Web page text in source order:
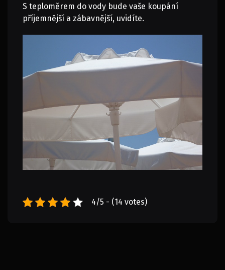
S teploměrem do vody bude vaše koupání
příjemnější a zábavnější, uvidíte.
4/5 - (14 votes)